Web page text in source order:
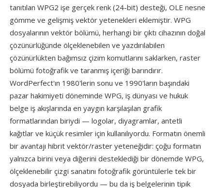
tanıtılan WPG2 işe gerçek renk (24-bit) desteği, OLE nesne
gömme ve gelişmiş vektör yetenekleri eklemiştir. WPG
dosyalarının vektör bölümü, herhangi bir çıktı cihazının doğal
çözünürlüğünde ölçeklenebilen ve yazdırılabilen
çözünürlükten bağımsız çizim komutlarını saklarken, raster
bölümü fotoğrafik ve taranmış içeriği barındırır.
WordPerfect'ın 1980'lerin sonu ve 1990'ların başındaki
pazar hakimiyeti döneminde WPG, iş dünyası ve hukuk
belge iş akışlarında en yaygın karşılaşılan grafik
formatlarından biriydi — logolar, diyagramlar, antetli
kağıtlar ve küçük resimler için kullanılıyordu. Formatın önemli
bir avantajı hibrit vektör/raster yeteneğidir: çoğu formatın
yalnızca birini veya diğerini desteklediği bir dönemde WPG,
ölçeklenebilir çizgi sanatını fotoğrafik görüntülerle tek bir
dosyada birleştirebiliyordu — bu da iş belgelerinin tipik